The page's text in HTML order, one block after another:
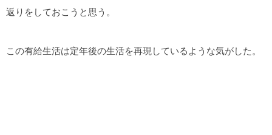
返りをしておこうと思う。
この有給生活は定年後の生活を再現しているような気がした。